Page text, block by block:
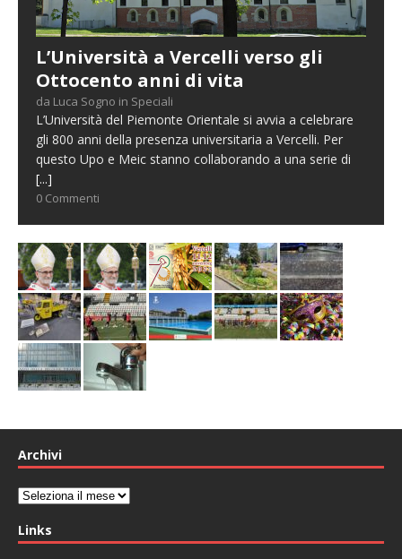
L’Università a Vercelli verso gli
Ottocento anni di vita
da Luca Sogno in Speciali
L’Università del Piemonte Orientale si avvia a celebrare
gli 800 anni della presenza universitaria a Vercelli. Per
questo Upo e Meic stanno collaborando a una serie di
[...]
0 Commenti
Archivi
Archivi
Links